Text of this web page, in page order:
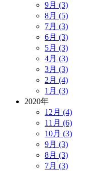
9月 (3)
8月 (5)
7月 (3)
6月 (3)
5月 (3)
4月 (3)
3月 (3)
2月 (4)
1月 (3)
2020年
12月 (4)
11月 (6)
10月 (3)
9月 (3)
8月 (3)
7月 (3)